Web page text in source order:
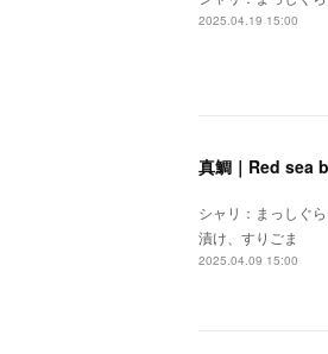
2025.04.19 15:00
真鯛｜Red sea
シャリ：まっしぐ
漬け、すりごま
2025.04.09 15:00